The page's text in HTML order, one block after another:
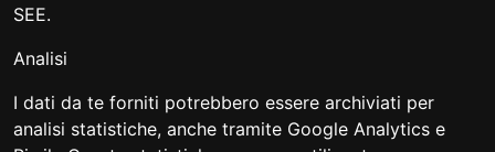
SEE.
Analisi
I dati da te forniti potrebbero essere archiviati per
analisi statistiche, anche tramite Google Analytics e